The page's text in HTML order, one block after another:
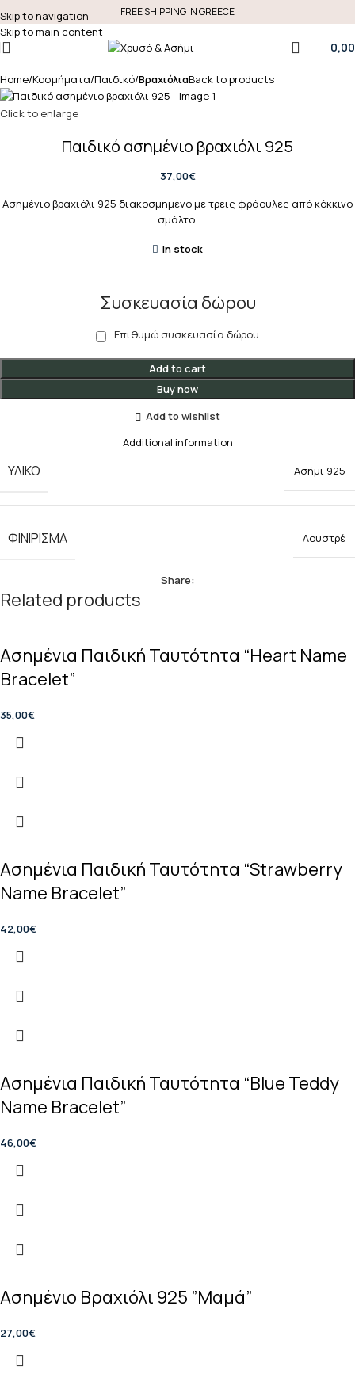
Skip to navigation
Skip to main content
FREE SHIPPING IN GREECE
0,00
Home Κοσμήματα Παιδικό ΒραχιόλιαBack to products
Click to enlarge
Παιδικό ασημένιο βραχιόλι 925
37,00€
Ασημένιο βραχιόλι 925 διακοσμημένο με τρεις φράουλες από κόκκινο
σμάλτο.
In stock
Συσκευασία δώρου
Επιθυμώ συσκευασία δώρου
Add to cart
Buy now
Add to wishlist
Additional information
ΥΛΙΚΟ Ασήμι 925
ΦΙΝΙΡΙΣΜΑ Λουστρέ
Share:
Related products
Ασημένια Παιδική Ταυτότητα “Heart Name
Bracelet”
35,00€
Ασημένια Παιδική Ταυτότητα “Strawberry
Name Bracelet”
42,00€
Ασημένια Παιδική Ταυτότητα “Blue Teddy
Name Bracelet”
46,00€
Ασημένιο Βραχιόλι 925 ”Μαμά”
27,00€